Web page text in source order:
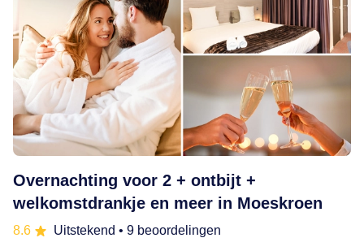
Overnachting voor 2 + ontbijt +
welkomstdrankje en meer in Moeskroen
8.6 Uitstekend • 9 beoordelingen